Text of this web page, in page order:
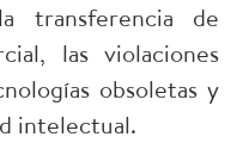
transferencia de
las violaciones
obsoletas y
intelectual.